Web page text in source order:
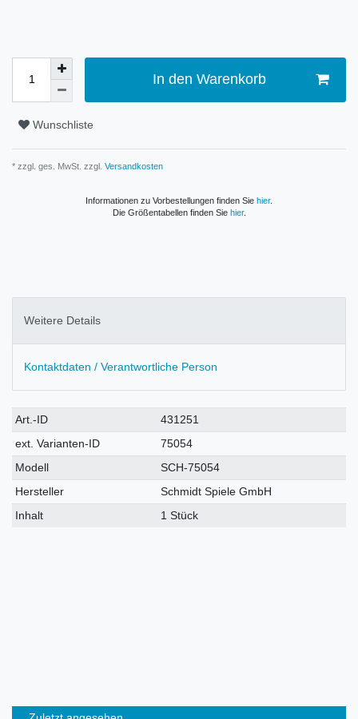
In den Warenkorb
Wunschliste
* zzgl. ges. MwSt. zzgl. Versandkosten
Informationen zu Vorbestellungen finden Sie hier.
Die Größentabellen finden Sie hier.
Weitere Details
Kontaktdaten / Verantwortliche Person
Technisches
Merkmal
Wert
Art.-ID
431251
ext. Varianten-ID
75054
Modell
SCH-75054
Hersteller
Schmidt Spiele GmbH
Inhalt
1 Stück